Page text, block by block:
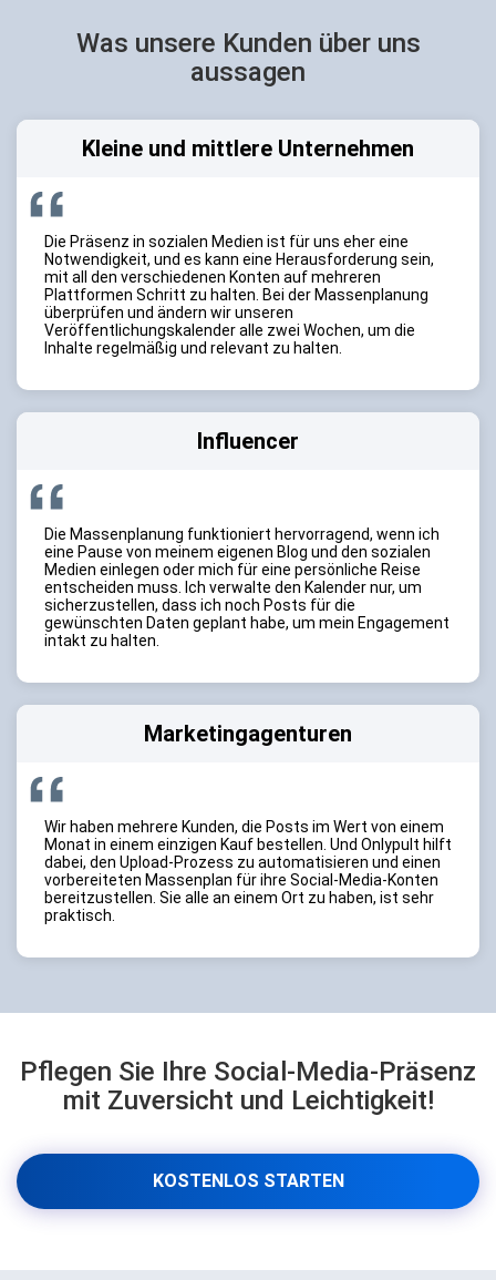
Was unsere Kunden über uns
aussagen
Kleine und mittlere Unternehmen
Die Präsenz in sozialen Medien ist für uns eher eine
Notwendigkeit, und es kann eine Herausforderung sein,
mit all den verschiedenen Konten auf mehreren
Plattformen Schritt zu halten. Bei der Massenplanung
überprüfen und ändern wir unseren
Veröffentlichungskalender alle zwei Wochen, um die
Inhalte regelmäßig und relevant zu halten.
Influencer
Die Massenplanung funktioniert hervorragend, wenn ich
eine Pause von meinem eigenen Blog und den sozialen
Medien einlegen oder mich für eine persönliche Reise
entscheiden muss. Ich verwalte den Kalender nur, um
sicherzustellen, dass ich noch Posts für die
gewünschten Daten geplant habe, um mein Engagement
intakt zu halten.
Marketingagenturen
Wir haben mehrere Kunden, die Posts im Wert von einem
Monat in einem einzigen Kauf bestellen. Und Onlypult hilft
dabei, den Upload-Prozess zu automatisieren und einen
vorbereiteten Massenplan für ihre Social-Media-Konten
bereitzustellen. Sie alle an einem Ort zu haben, ist sehr
praktisch.
Pflegen Sie Ihre Social-Media-Präsenz
mit Zuversicht und Leichtigkeit!
KOSTENLOS STARTEN